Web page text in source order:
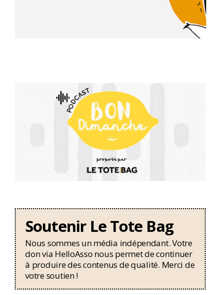
Soutenir Le Tote Bag
Nous sommes un média indépendant. Votre
don via HelloAsso nous permet de continuer
à produire des contenus de qualité. Merci de
votre soutien !